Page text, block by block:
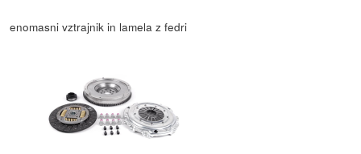
enomasni vztrajnik in lamela z fedri